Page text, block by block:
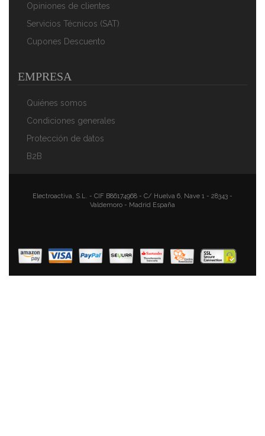
AÑADIR AL CARRITO
Briebe Black Titanium Grill Asador Rayas, Inducción,
43,27 € 29,45 €
Opiniones de clientes
Servicios Técnicos (SAT)
Cupones Descuento
EMPRESA
Quiénes somos
Condiciones generales
Protección de datos
B2B
Electroactiva, S.L. - CIF B86174968 - C/ Huelva 6, Nave 1 - 28343 -
Valdemoro - Madrid España